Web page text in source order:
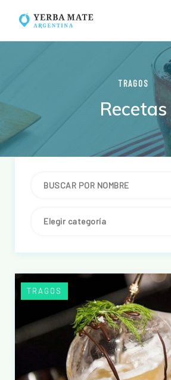
TRAGOS
Recetas
Elegir categoría
TRAGOS